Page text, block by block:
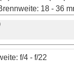
18 - 36
f/4 - f/22